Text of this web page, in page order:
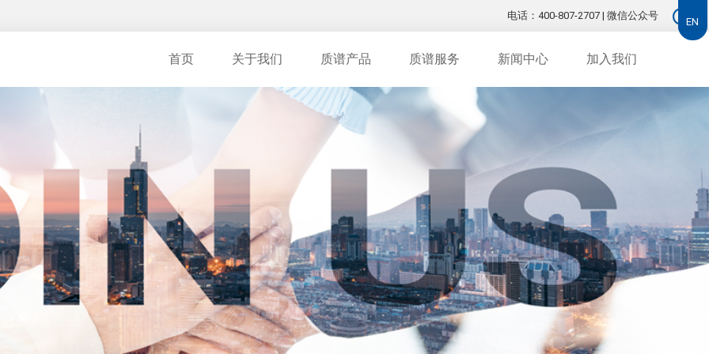
EN
电话：400-807-2707 | 微信公众号
EN
首页 关于我们 质谱产品 质谱服务 新闻中心 加入我们